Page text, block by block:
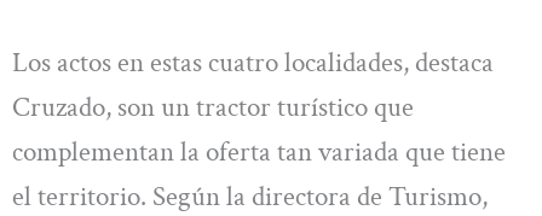
Los actos en estas cuatro localidades, destaca
Cruzado, son un tractor turístico que
complementan la oferta tan variada que tiene
el territorio. Según la directora de Turismo,